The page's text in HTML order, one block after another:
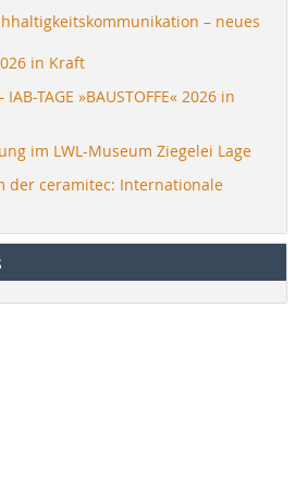
– neues
in Kraft
TAGE »BAUSTOFFE« 2026 in
im LWL-Museum Ziegelei Lage
der ceramitec: Internationale